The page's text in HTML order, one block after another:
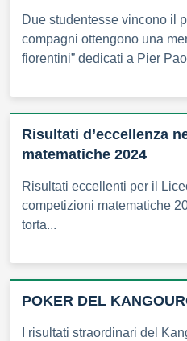
Due studentesse vincono il
compagni ottengono una
fiorentini” dedicati a Pier
Risultati d’eccellenza
matematiche 2024
Risultati eccellenti per il
competizioni matematiche
torta...
POKER DEL
I risultati straordinari del